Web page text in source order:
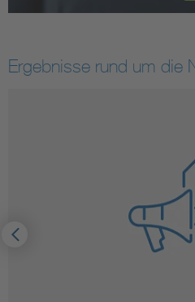
Ergebnisse rund um die